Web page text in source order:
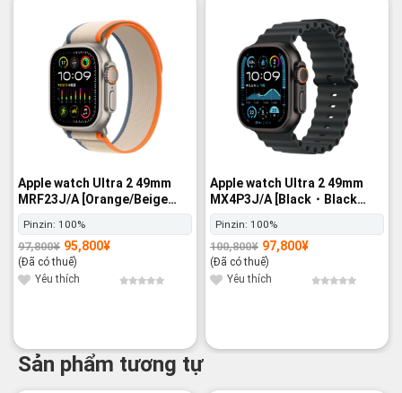
Apple watch Ultra 2 49mm
MRF23J/A [Orange/Beige
Trail Loop M/L] GPS+Cellular
- Nguyên hộp
Pinzin: 100%
97,800¥
Giá
gốc
là:
97,800¥.
95,800¥
Giá
hiện
tại
là:
95,800¥.
(Đã có thuế)
Yêu thích
Apple watch Ultra 2 49mm
MX4P3J/A [Black・Black
Ocean Band] GPS+Cellular -
Nguyên hộp
Pinzin: 100%
100,800¥
Giá
gốc
là:
100,800¥.
97,800¥
Giá
hiện
tại
là:
97,800¥.
(Đã có thuế)
Yêu thích
Sản phẩm tương tự